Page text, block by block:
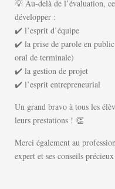
💡 Au-delà de l’évaluation,
développer :
✔️ l’esprit d’équipe
✔️ la prise de parole en
oral de terminale)
✔️ la gestion de projet
✔️ l’esprit entrepreneurial
Un grand bravo à tous les
leurs prestations ! 👏
Merci également au
expert et ses conseils précieux